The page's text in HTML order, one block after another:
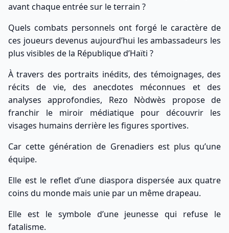
avant chaque entrée sur le terrain ?
Quels combats personnels ont forgé le caractère de
ces joueurs devenus aujourd’hui les ambassadeurs les
plus visibles de la République d’Haïti ?
À travers des portraits inédits, des témoignages, des
récits de vie, des anecdotes méconnues et des
analyses approfondies, Rezo Nòdwès propose de
franchir le miroir médiatique pour découvrir les
visages humains derrière les figures sportives.
Car cette génération de Grenadiers est plus qu’une
équipe.
Elle est le reflet d’une diaspora dispersée aux quatre
coins du monde mais unie par un même drapeau.
Elle est le symbole d’une jeunesse qui refuse le
fatalisme.